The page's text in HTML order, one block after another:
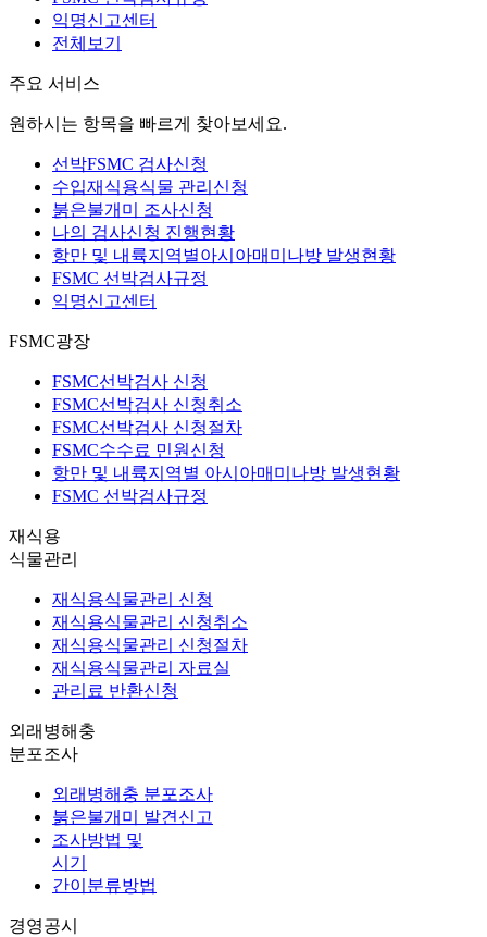
익명신고센터
전체보기
주요 서비스
원하시는 항목을 빠르게 찾아보세요.
선박FSMC 검사신청
수입재식용식물 관리신청
붉은불개미 조사신청
나의 검사신청 진행현황
항만 및 내륙지역별아시아매미나방 발생현황
FSMC 선박검사규정
익명신고센터
FSMC광장
FSMC선박검사 신청
FSMC선박검사 신청취소
FSMC선박검사 신청절차
FSMC수수료 민원신청
항만 및 내륙지역별 아시아매미나방 발생현황
FSMC 선박검사규정
재식용
식물관리
재식용식물관리 신청
재식용식물관리 신청취소
재식용식물관리 신청절차
재식용식물관리 자료실
관리료 반환신청
외래병해충
분포조사
외래병해충 분포조사
붉은불개미 발견신고
조사방법 및
시기
간이분류방법
경영공시